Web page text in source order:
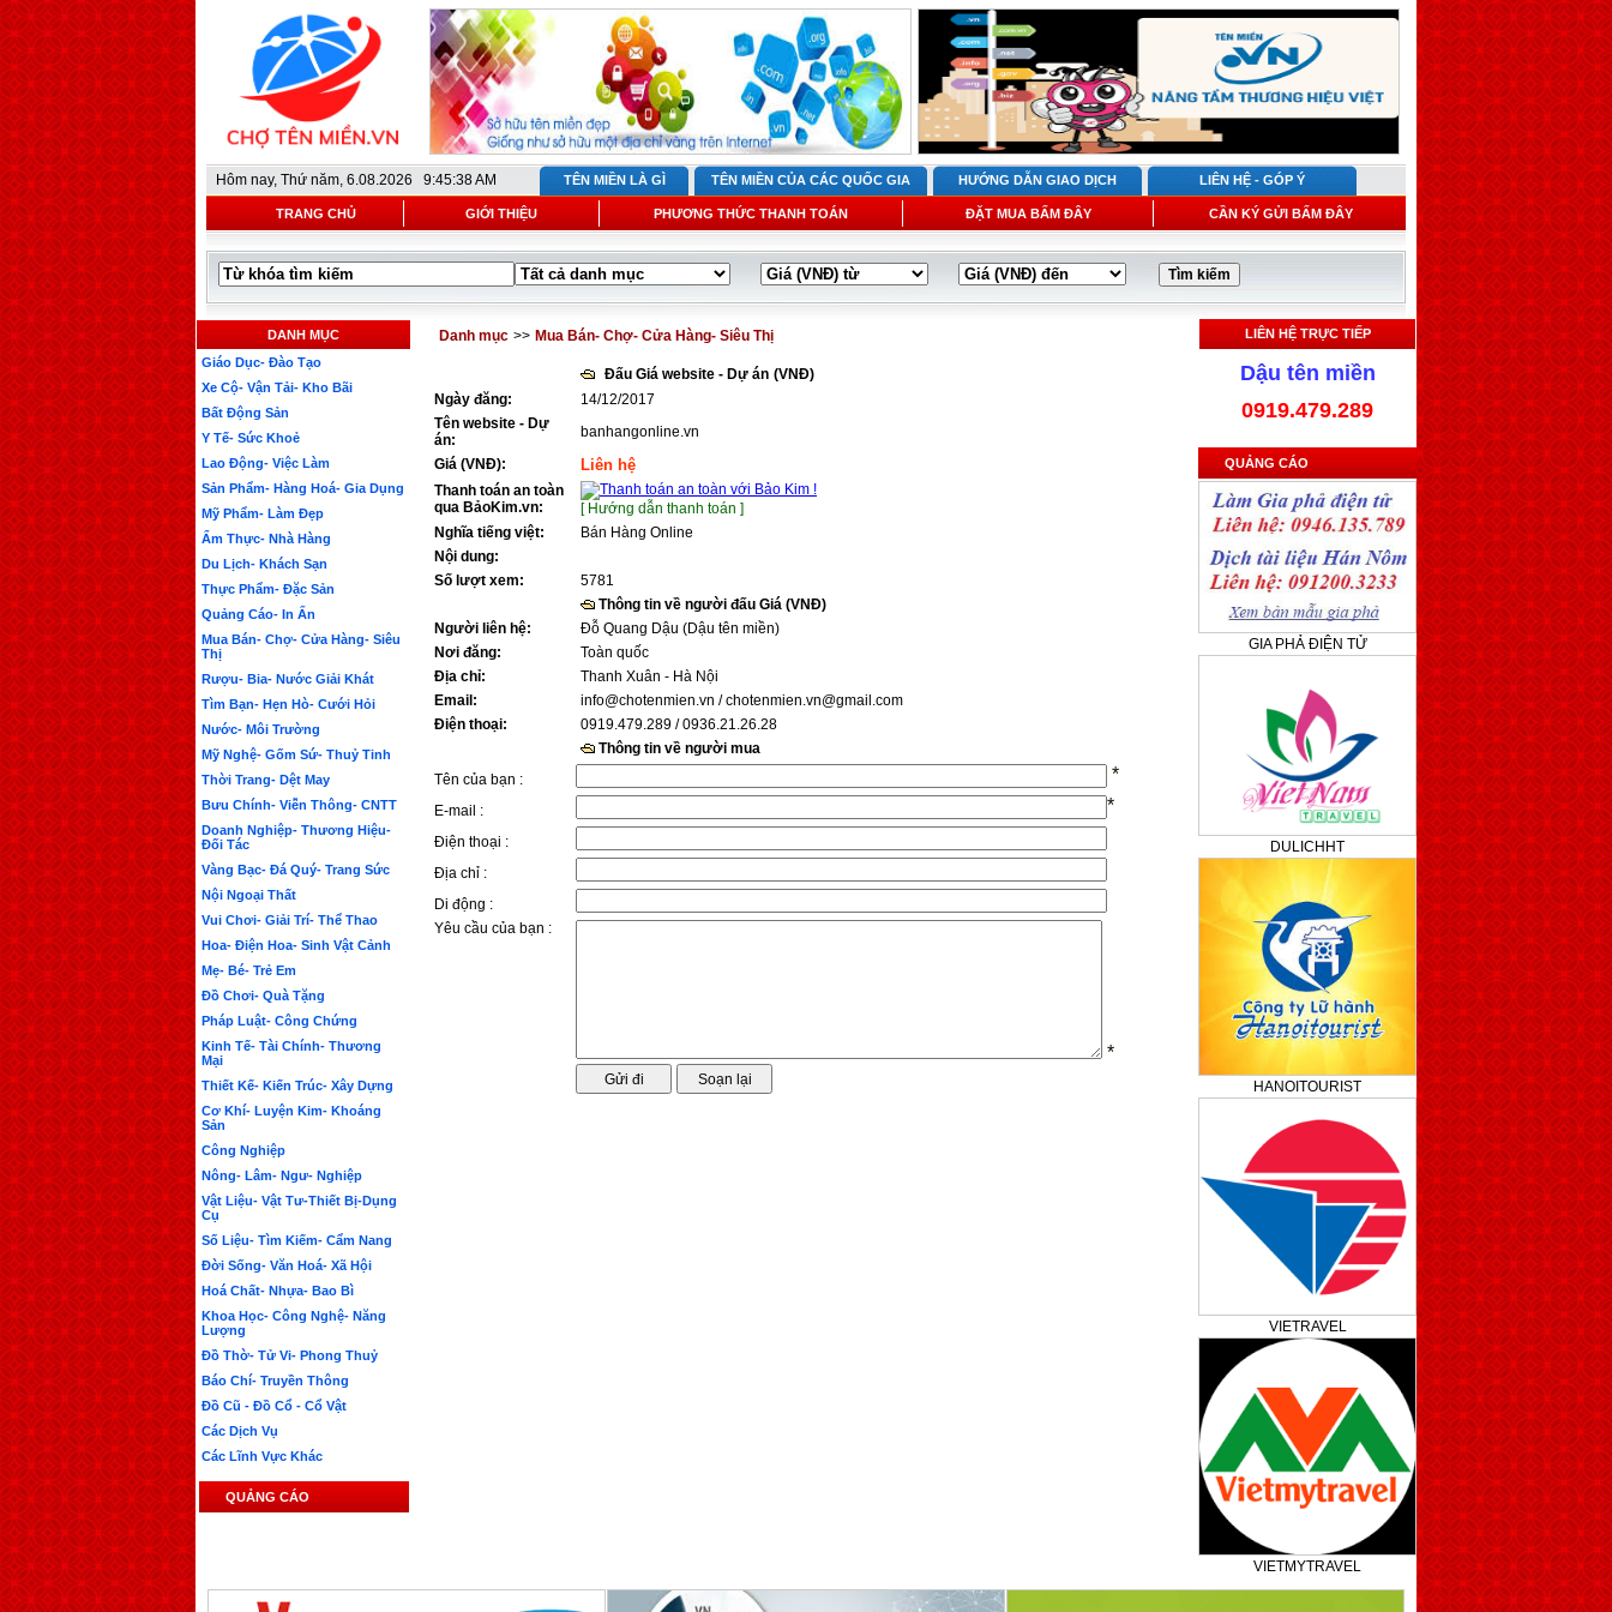
Hôm nay, Thứ năm, 6.08.2026 9:45:38 AM TÊN MIỀN LÀ GÌ TÊN MIỀN CỦA CÁC QUỐC GIA HƯỚNG DẪN GIAO DỊCH LIÊN HỆ - GÓP Ý
TRANG CHỦ GIỚI THIỆU PHƯƠNG THỨC THANH TOÁN ĐẶT MUA BẤM ĐÂY CẦN KÝ GỬI BẤM ĐÂY
DANH MỤC
Giáo Dục- Đào Tạo
Xe Cộ- Vận Tải- Kho Bãi
Bất Động Sản
Y Tế- Sức Khoẻ
Lao Động- Việc Làm
Sản Phẩm- Hàng Hoá- Gia Dụng
Mỹ Phẩm- Làm Đẹp
Ẩm Thực- Nhà Hàng
Du Lịch- Khách Sạn
Thực Phẩm- Đặc Sản
Quảng Cáo- In Ấn
Mua Bán- Chợ- Cửa Hàng- Siêu
Thị
Rượu- Bia- Nước Giải Khát
Tìm Bạn- Hẹn Hò- Cưới Hỏi
Nước- Môi Trường
Mỹ Nghệ- Gốm Sứ- Thuỷ Tinh
Thời Trang- Dệt May
Bưu Chính- Viễn Thông- CNTT
Doanh Nghiệp- Thương Hiệu-
Đối Tác
Vàng Bạc- Đá Quý- Trang Sức
Nội Ngoại Thất
Vui Chơi- Giải Trí- Thể Thao
Hoa- Điện Hoa- Sinh Vật Cảnh
Mẹ- Bé- Trẻ Em
Đồ Chơi- Quà Tặng
Pháp Luật- Công Chứng
Kinh Tế- Tài Chính- Thương
Mại
Thiết Kế- Kiến Trúc- Xây Dựng
Cơ Khí- Luyện Kim- Khoáng
Sản
Công Nghiệp
Nông- Lâm- Ngư- Nghiệp
Vật Liệu- Vật Tư-Thiết Bị-Dụng
Cụ
Số Liệu- Tìm Kiếm- Cẩm Nang
Đời Sống- Văn Hoá- Xã Hội
Hoá Chất- Nhựa- Bao Bì
Khoa Học- Công Nghệ- Năng
Lượng
Đồ Thờ- Tử Vi- Phong Thuỷ
Báo Chí- Truyền Thông
Đồ Cũ - Đồ Cổ - Cổ Vật
Các Dịch Vụ
Các Lĩnh Vực Khác
QUẢNG CÁO
Danh mục >> Mua Bán- Chợ- Cửa Hàng- Siêu Thị
Đấu Giá website - Dự án (VNĐ)
Ngày đăng:
14/12/2017
Tên website - Dự
án:
banhangonline.vn
Giá (VNĐ):
Liên hệ
Thanh toán an toàn
qua BảoKim.vn:
[ Hướng dẫn thanh toán ]
Nghĩa tiếng việt:
Bán Hàng Online
Nội dung:
Số lượt xem:
5781
Thông tin về người đấu Giá (VNĐ)
Người liên hệ:
Đỗ Quang Dậu (Dậu tên miền)
Nơi đăng:
Toàn quốc
Địa chỉ:
Thanh Xuân - Hà Nội
Email:
info@chotenmien.vn / chotenmien.vn@gmail.com
Điện thoại:
0919.479.289 / 0936.21.26.28
Thông tin về người mua
Tên của bạn :
*
E-mail : *
Điện thoại :
Địa chỉ :
Di động :
Yêu cầu của bạn :
*
LIÊN HỆ TRỰC TIẾP
Dậu tên miền
0919.479.289
QUẢNG CÁO
GIA PHẢ ĐIỆN TỬ
DULICHHT
HANOITOURIST
VIETRAVEL
VIETMYTRAVEL